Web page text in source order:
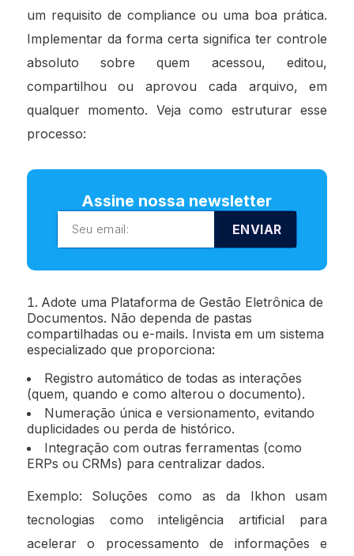
um requisito de compliance ou uma boa prática.
Implementar da forma certa significa ter controle
absoluto sobre quem acessou, editou,
compartilhou ou aprovou cada arquivo, em
qualquer momento. Veja como estruturar esse
processo:
Assine nossa newsletter
ENVIAR
Adote uma Plataforma de Gestão Eletrônica de
Documentos. Não dependa de pastas
compartilhadas ou e-mails. Invista em um sistema
especializado que proporciona:
Registro automático de todas as interações
(quem, quando e como alterou o documento).
Numeração única e versionamento, evitando
duplicidades ou perda de histórico.
Integração com outras ferramentas (como
ERPs ou CRMs) para centralizar dados.
Exemplo: Soluções como as da Ikhon usam
tecnologias como inteligência artificial para
acelerar o processamento de informações e